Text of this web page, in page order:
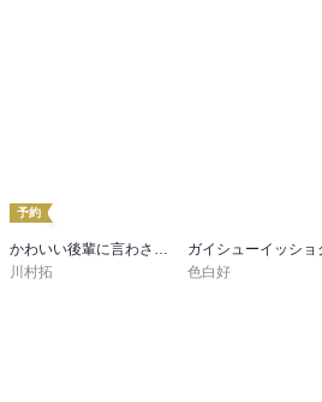
予約
かわいい後輩に言わされたい
川村拓
ガイシューイッショ
色白好